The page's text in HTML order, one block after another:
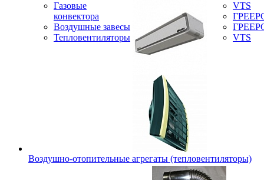
Газовые
конвектора
Воздушные завесы
Тепловентиляторы
VTS
VTS
Воздушно-отопительные агрегаты (тепловентиляторы)